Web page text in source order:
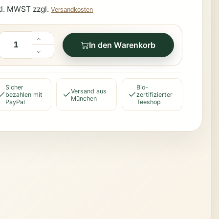
MWST zzgl.Versandkosten
In den Warenkorb
Sicher
bezahlen mit
PayPal
Versand aus
München
Bio-
zertifizierter
Teeshop